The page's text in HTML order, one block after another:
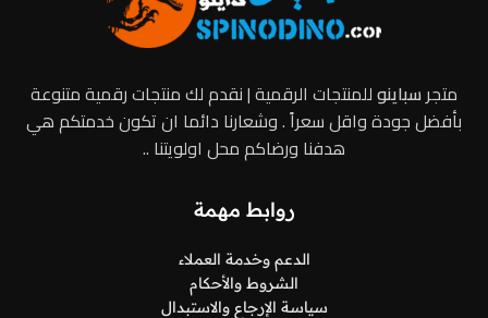
متجرسباينوللمنتجات الرقمية | نقدم لك منتجات رقمية متنوعة
بأفضل جودة واقل سعراً . وشعارنا دائما ان تكون خدمتكم هي
هدفنا ورضاكم محل اولويتنا ..
روابط مهمة
الدعم وخدمة العملاء
الشروط والأحكام
سياسة الإرجاع والاستبدال